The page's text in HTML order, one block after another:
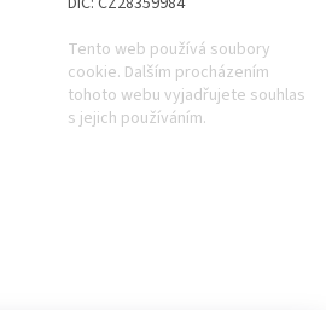
Tento web používá soubory
cookie. Dalším procházením
tohoto webu vyjadřujete souhlas
s jejich používáním.